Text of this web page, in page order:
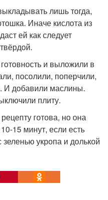
лишь тогда,
Иначе кислота из
ей как следует
и выложили в
посолили, поперчили,
И добавили маслины.
плиту.
готова, но она
15 минут, если есть
укропа и долькой